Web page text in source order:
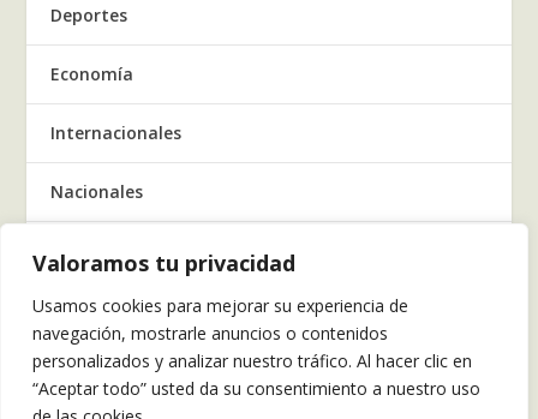
Valoramos tu privacidad
Usamos cookies para mejorar su experiencia de
navegación, mostrarle anuncios o contenidos
personalizados y analizar nuestro tráfico. Al hacer clic en
“Aceptar todo” usted da su consentimiento a nuestro uso
Deportes
Economía
Internacionales
Nacionales
Regionales
Salud
Tecnología